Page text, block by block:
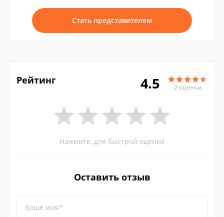
Стать представителем
Рейтинг 4.5 2 оценки
Нажмите, для быстрой оценки
Оставить отзыв
Ваше имя*